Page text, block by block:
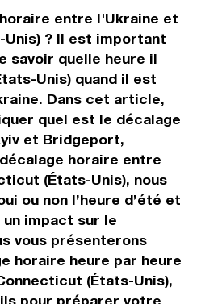
entre l'Ukraine et
? Il est important
savoir quelle heure il
Unis) quand il est
Dans cet article,
quel est le décalage
et Bridgeport,
horaire entre
(États-Unis), nous
ou non l’heure d’été et
un impact sur le
vous présenterons
horaire heure par heure
(États-Unis),
pour préparer votre